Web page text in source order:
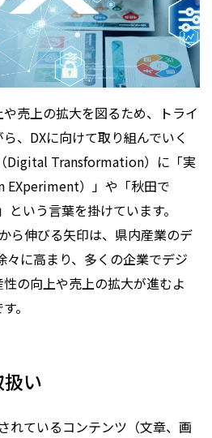
売上の拡大を図るため、トライ
、DXに向けて取り組んでいく
Digital Transformation）に「実
）」や「秋田で
という言葉を掛けています。
ら伸びる矢印は、県内産業のデ
々に高まり、多くの企業でデジ
の向上や売上の拡大が進むよ
。
い
れているコンテンツ（文章、画